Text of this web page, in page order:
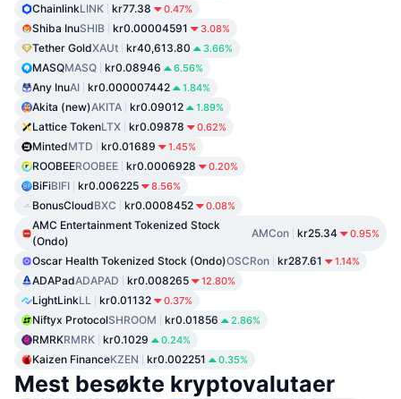
ChainlinkLINK kr77.38 0.47%
Shiba InuSHIB kr0.00004591 3.08%
Tether GoldXAUt kr40,613.80 3.66%
MASQMASQ kr0.08946 6.56%
Any InuAI kr0.000007442 1.84%
Akita (new)AKITA kr0.09012 1.89%
Lattice TokenLTX kr0.09878 0.62%
MintedMTD kr0.01689 1.45%
ROOBEEROOBEE kr0.0006928 0.20%
BiFiBIFI kr0.006225 8.56%
BonusCloudBXC kr0.0008452 0.08%
AMC Entertainment Tokenized Stock
(Ondo)
AMCon kr25.34 0.95%
Oscar Health Tokenized Stock (Ondo)OSCRon kr287.61 1.14%
ADAPadADAPAD kr0.008265 12.80%
LightLinkLL kr0.01132 0.37%
Niftyx ProtocolSHROOM kr0.01856 2.86%
RMRKRMRK kr0.1029 0.24%
Kaizen FinanceKZEN kr0.002251 0.35%
Mest besøkte kryptovalutaer